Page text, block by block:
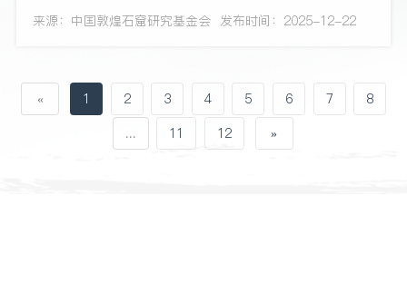
来源：中国敦煌石窟研究基金会 发布时间：2025-12-22
« 1 2 3 4 5 6 7
8
...
11 12 »